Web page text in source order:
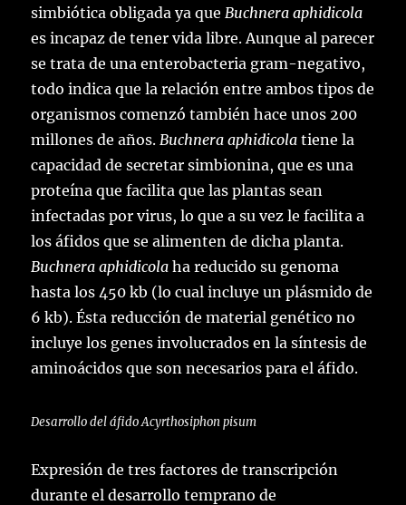
simbiótica obligada ya que Buchnera aphidicola
es incapaz de tener vida libre. Aunque al parecer
se trata de una enterobacteria gram-negativo,
todo indica que la relación entre ambos tipos de
organismos comenzó también hace unos 200
millones de años. Buchnera aphidicola tiene la
capacidad de secretar simbionina, que es una
proteína que facilita que las plantas sean
infectadas por virus, lo que a su vez le facilita a
los áfidos que se alimenten de dicha planta.
Buchnera aphidicola ha reducido su genoma
hasta los 450 kb (lo cual incluye un plásmido de
6 kb). Ésta reducción de material genético no
incluye los genes involucrados en la síntesis de
aminoácidos que son necesarios para el áfido.
Desarrollo del áfido Acyrthosiphon pisum
Expresión de tres factores de transcripción
durante el desarrollo temprano de